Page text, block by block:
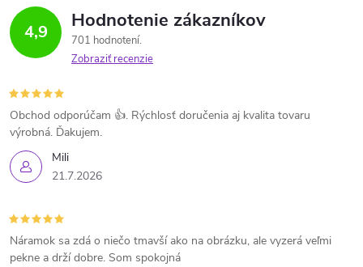
4,9 Hodnotenie zákazníkov
701 hodnotení
Zobraziť recenzie
Mili
21.7.2026
Obchod odporúčam 👍. Rýchlosť doručenia aj kvalita tovaru
výrobná. Ďakujem.
Náramok sa zdá o niečo tmavší ako na obrázku, ale vyzerá veľmi
pekne a drží dobre. Som spokojná